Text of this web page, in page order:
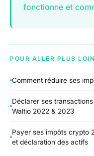
fonctionne et
POUR ALLER PLUS LOIN
Comment réduire ses
Déclarer ses
Waltio 2022 & 2023
Payer ses impôts crypto
et déclaration des actifs